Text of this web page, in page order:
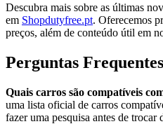
Descubra mais sobre as últimas
em Shopdutyfree.pt. Oferecemos
preços, além de conteúdo útil em
Perguntas Frequentes
Quais carros são compatíveis
uma lista oficial de carros
fazer uma pesquisa antes de trocar